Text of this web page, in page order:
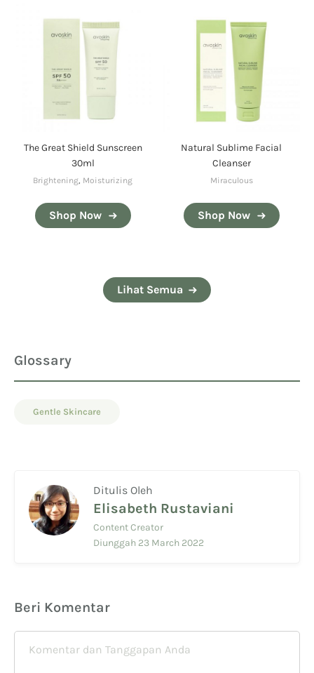
The Great Shield Sunscreen
30ml
Brightening, Moisturizing
Shop Now
Natural Sublime Facial
Cleanser
Miraculous
Shop Now
Lihat Semua
Glossary
Gentle Skincare
Ditulis Oleh
Elisabeth Rustaviani
Content Creator
Diunggah 23 March 2022
Beri Komentar